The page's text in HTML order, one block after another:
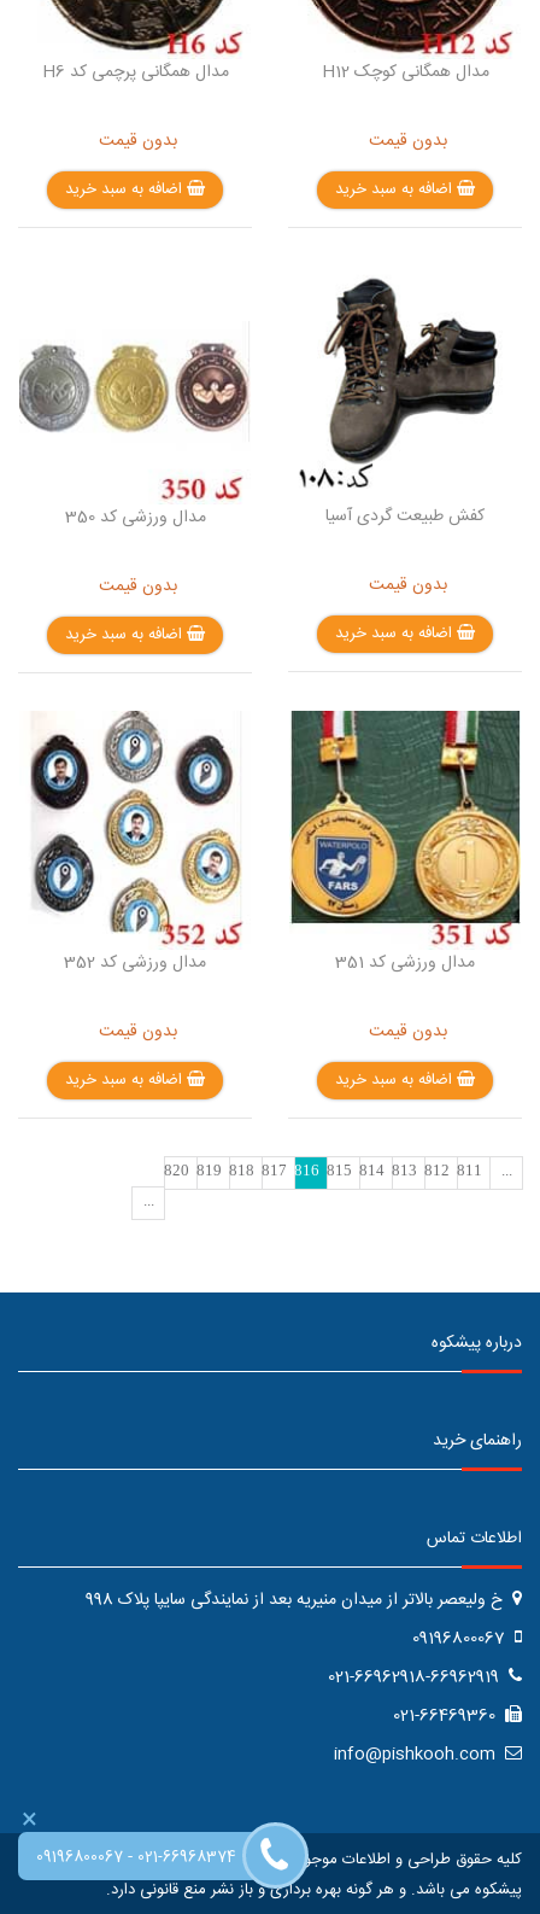
مدال همگانی کوچک H12
بدون قیمت
اضافه به سبد خرید
مدال همگانی پرچمی کد H6
بدون قیمت
اضافه به سبد خرید
کفش طبیعت گردی آسیا
بدون قیمت
اضافه به سبد خرید
مدال ورزشی کد 350
بدون قیمت
اضافه به سبد خرید
مدال ورزشی کد 351
بدون قیمت
اضافه به سبد خرید
مدال ورزشی کد 352
بدون قیمت
اضافه به سبد خرید
...
811
812
813
814
815
816
817
818
819
820
...
درباره پیشکوه
راهنمای خرید
اطلاعات تماس
خ ولیعصر بالاتر از میدان منیریه بعد از نمایندگی سایپا پلاک 998
کلیه حقوق طراحی و اطلاعات موجود در این سایت متعلق به فروشگاه اینترنتی
پیشکوه می باشد. و هر گونه بهره برداری و باز نشر منع قانونی دارد.
×
09196800067- 021-66968374